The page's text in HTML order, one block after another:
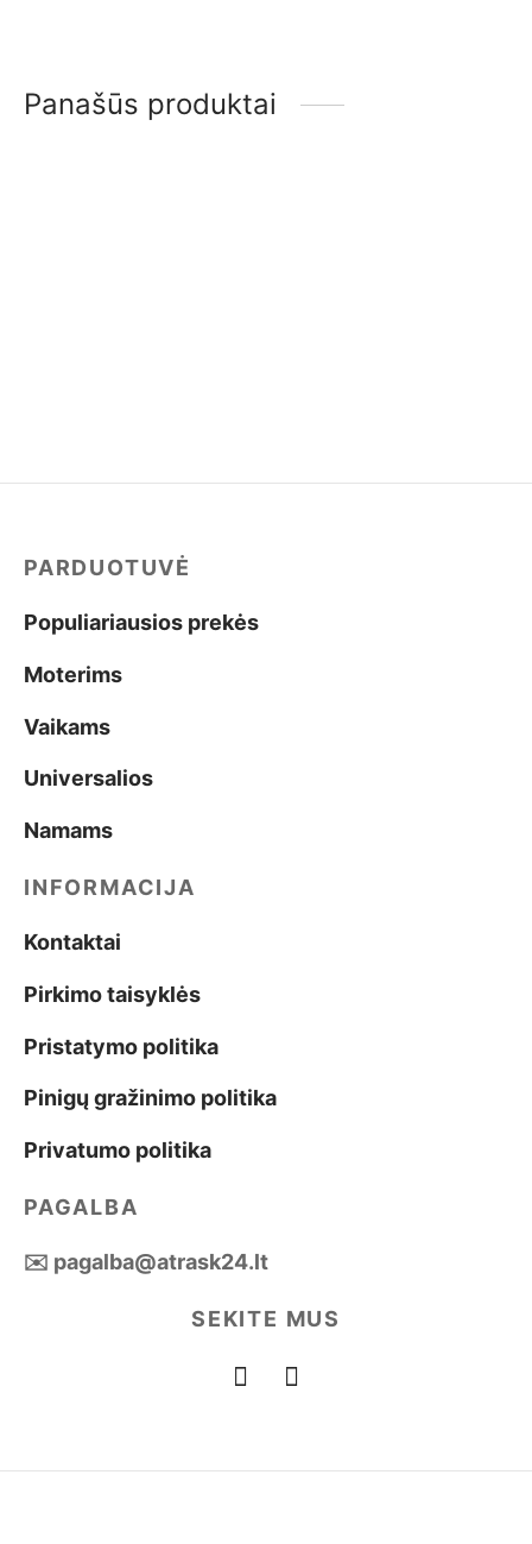
Panašūs produktai
PARDUOTUVĖ
Populiariausios prekės
Moterims
Vaikams
Universalios
Namams
INFORMACIJA
Kontaktai
Pirkimo taisyklės
Pristatymo politika
Pinigų gražinimo politika
Privatumo politika
PAGALBA
✉️ pagalba@atrask24.lt
SEKITE MUS